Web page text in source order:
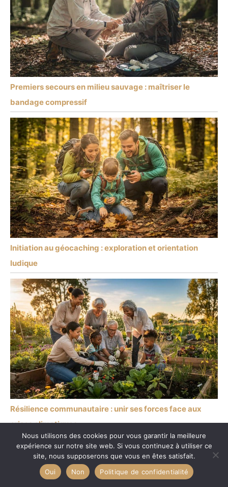
Premiers secours en milieu sauvage : maîtriser le
bandage compressif
Initiation au géocaching : exploration et orientation
ludique
Résilience communautaire : unir ses forces face aux
crises climatiques
Nous utilisons des cookies pour vous garantir la meilleure
expérience sur notre site web. Si vous continuez à utiliser ce
site, nous supposerons que vous en êtes satisfait.
Oui
Non Politique de confidentialité